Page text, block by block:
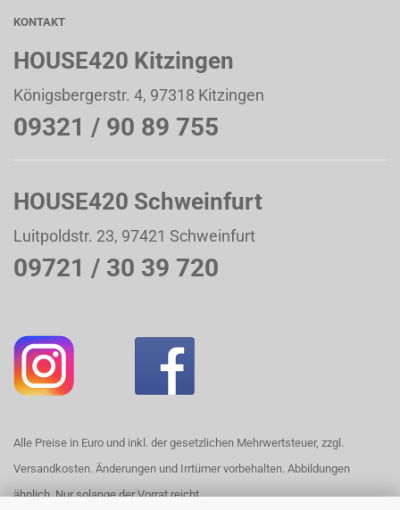
KONTAKT
HOUSE420 Kitzingen
Königsbergerstr. 4, 97318 Kitzingen
09321 / 90 89 755
HOUSE420 Schweinfurt
Luitpoldstr. 23, 97421 Schweinfurt
09721 / 30 39 720
Alle Preise in Euro und inkl. der gesetzlichen Mehrwertsteuer, zzgl.
Versandkosten. Änderungen und Irrtümer vorbehalten. Abbildungen
ähnlich. Nur solange der Vorrat reicht.